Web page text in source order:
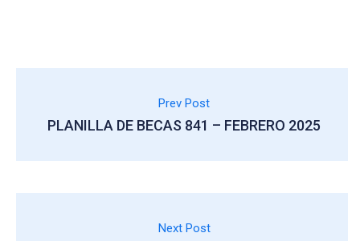
Prev Post
PLANILLA DE BECAS 841 – FEBRERO 2025
Next Post